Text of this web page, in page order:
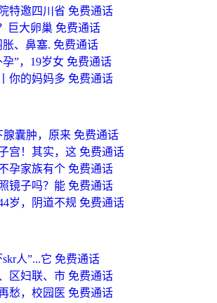
特邀四川省 免费通话
巨大卵巢 免费通话
、鼻塞. 免费通话
”，19岁女 免费通话
你的妈妈多 免费通话
腺囊肿，原来 免费通话
宫！其实，这 免费通话
孕家族有个 免费通话
镜子吗？能 免费通话
岁，阴道不规 免费通话
人”...它 免费通话
区妇联、市 免费通话
愁，校园医 免费通话